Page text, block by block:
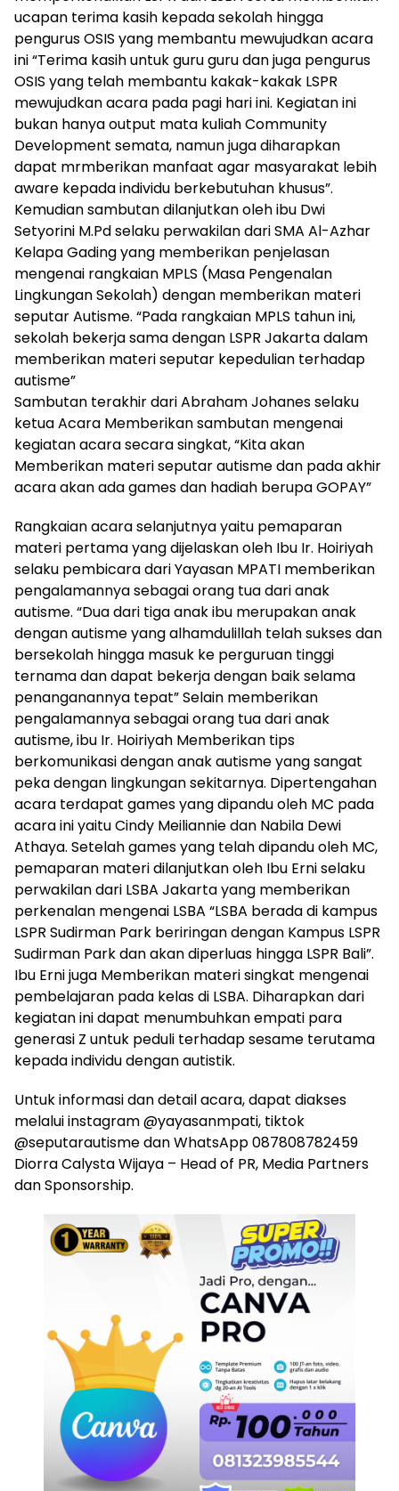
ucapan terima kasih kepada sekolah hingga
pengurus OSIS yang membantu mewujudkan acara
ini “Terima kasih untuk guru guru dan juga pengurus
OSIS yang telah membantu kakak-kakak LSPR
mewujudkan acara pada pagi hari ini. Kegiatan ini
bukan hanya output mata kuliah Community
Development semata, namun juga diharapkan
dapat mrmberikan manfaat agar masyarakat lebih
aware kepada individu berkebutuhan khusus”.
Kemudian sambutan dilanjutkan oleh ibu Dwi
Setyorini M.Pd selaku perwakilan dari SMA Al-Azhar
Kelapa Gading yang memberikan penjelasan
mengenai rangkaian MPLS (Masa Pengenalan
Lingkungan Sekolah) dengan memberikan materi
seputar Autisme. “Pada rangkaian MPLS tahun ini,
sekolah bekerja sama dengan LSPR Jakarta dalam
memberikan materi seputar kepedulian terhadap
autisme”
Sambutan terakhir dari Abraham Johanes selaku
ketua Acara Memberikan sambutan mengenai
kegiatan acara secara singkat, “Kita akan
Memberikan materi seputar autisme dan pada akhir
acara akan ada games dan hadiah berupa GOPAY”
Rangkaian acara selanjutnya yaitu pemaparan
materi pertama yang dijelaskan oleh Ibu Ir. Hoiriyah
selaku pembicara dari Yayasan MPATI memberikan
pengalamannya sebagai orang tua dari anak
autisme. “Dua dari tiga anak ibu merupakan anak
dengan autisme yang alhamdulillah telah sukses dan
bersekolah hingga masuk ke perguruan tinggi
ternama dan dapat bekerja dengan baik selama
penanganannya tepat” Selain memberikan
pengalamannya sebagai orang tua dari anak
autisme, ibu Ir. Hoiriyah Memberikan tips
berkomunikasi dengan anak autisme yang sangat
peka dengan lingkungan sekitarnya. Dipertengahan
acara terdapat games yang dipandu oleh MC pada
acara ini yaitu Cindy Meiliannie dan Nabila Dewi
Athaya. Setelah games yang telah dipandu oleh MC,
pemaparan materi dilanjutkan oleh Ibu Erni selaku
perwakilan dari LSBA Jakarta yang memberikan
perkenalan mengenai LSBA “LSBA berada di kampus
LSPR Sudirman Park beriringan dengan Kampus LSPR
Sudirman Park dan akan diperluas hingga LSPR Bali”.
Ibu Erni juga Memberikan materi singkat mengenai
pembelajaran pada kelas di LSBA. Diharapkan dari
kegiatan ini dapat menumbuhkan empati para
generasi Z untuk peduli terhadap sesame terutama
kepada individu dengan autistik.
Untuk informasi dan detail acara, dapat diakses
melalui instagram @yayasanmpati, tiktok
@seputarautisme dan WhatsApp 087808782459
Diorra Calysta Wijaya – Head of PR, Media Partners
dan Sponsorship.